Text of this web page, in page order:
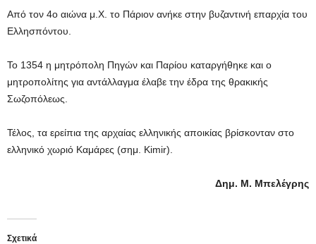
Από τον 4ο αιώνα μ.Χ. το Πάριον ανήκε στην βυζαντινή επαρχία του
Ελλησπόντου.
Το 1354 η μητρόπολη Πηγών και Παρίου καταργήθηκε και ο
μητροπολίτης για αντάλλαγμα έλαβε την έδρα της θρακικής
Σωζοπόλεως.
Τέλος, τα ερείπια της αρχαίας ελληνικής αποικίας βρίσκονταν στο
ελληνικό χωριό Καμάρες (σημ. Kimir).
Δημ. Μ. Μπελέγρης
Σχετικά